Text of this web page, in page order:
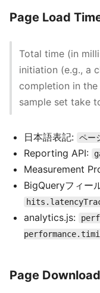
Page Load
Total time (in
initiation (e.g., a
completion in
sample set take
日本語表記: ペー
Reporting API:
Measurement
BigQueryフィー
analytics.js:
Page